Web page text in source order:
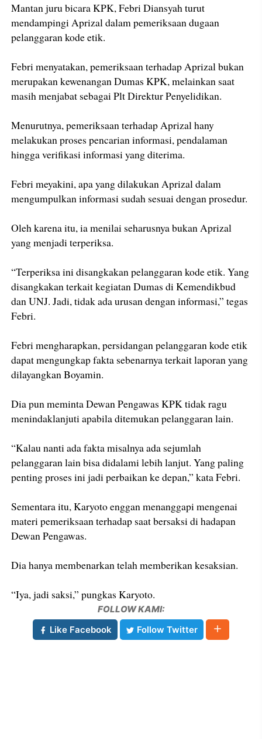
Mantan juru bicara KPK, Febri Diansyah turut
mendampingi Aprizal dalam pemeriksaan dugaan
pelanggaran kode etik.
Febri menyatakan, pemeriksaan terhadap Aprizal bukan
merupakan kewenangan Dumas KPK, melainkan saat
masih menjabat sebagai Plt Direktur Penyelidikan.
Menurutnya, pemeriksaan terhadap Aprizal hany
melakukan proses pencarian informasi, pendalaman
hingga verifikasi informasi yang diterima.
Febri meyakini, apa yang dilakukan Aprizal dalam
mengumpulkan informasi sudah sesuai dengan prosedur.
Oleh karena itu, ia menilai seharusnya bukan Aprizal
yang menjadi terperiksa.
“Terperiksa ini disangkakan pelanggaran kode etik. Yang
disangkakan terkait kegiatan Dumas di Kemendikbud
dan UNJ. Jadi, tidak ada urusan dengan informasi,” tegas
Febri.
Febri mengharapkan, persidangan pelanggaran kode etik
dapat mengungkap fakta sebenarnya terkait laporan yang
dilayangkan Boyamin.
Dia pun meminta Dewan Pengawas KPK tidak ragu
menindaklanjuti apabila ditemukan pelanggaran lain.
“Kalau nanti ada fakta misalnya ada sejumlah
pelanggaran lain bisa didalami lebih lanjut. Yang paling
penting proses ini jadi perbaikan ke depan,” kata Febri.
Sementara itu, Karyoto enggan menanggapi mengenai
materi pemeriksaan terhadap saat bersaksi di hadapan
Dewan Pengawas.
Dia hanya membenarkan telah memberikan kesaksian.
“Iya, jadi saksi,” pungkas Karyoto.
FOLLOW KAMI:
Like Facebook
Follow Twitter